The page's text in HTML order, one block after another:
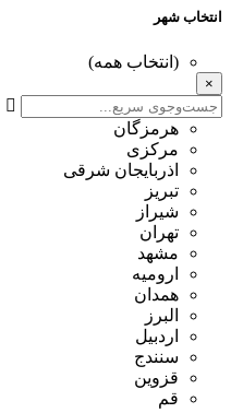
انتخاب شهر
(انتخاب همه)
×
هرمزگان
مرکزی
اذربایجان شرقی
تبریز
شیراز
تهران
مشهد
ارومیه
همدان
البرز
اردبیل
سنندج
قزوین
قم